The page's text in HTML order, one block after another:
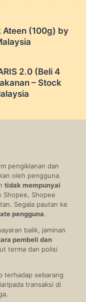
Ateen (100g) by
2.0 (Beli 4
– Stock
pengiklanan dan
oleh pengguna.
tidak mempunyai
Shopee, Shopee
Segala pautan ke
pengguna.
balik, jaminan
pembeli dan
terma dan polisi
terhadap sebarang
transaksi di